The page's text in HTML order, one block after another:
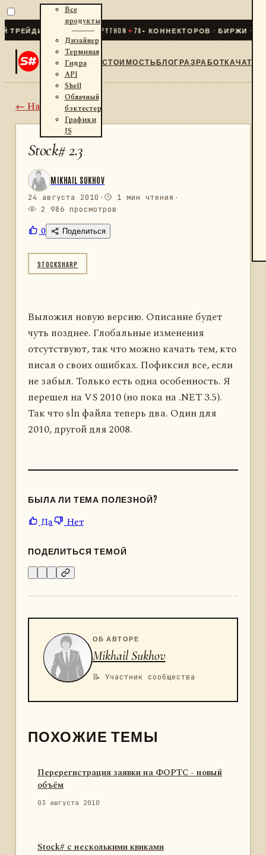
ДЛЯ .NET И PYTHON✦70 + КОННЕКТОРОВ · БИРЖИ ·
Все
продукты
Дизайнер
Терминал
Гидра
API
Shell
Облачный
бэктестер
Графики
JS
СТОИМОСТЬБЛОГРАЗРАБОТКАЧАТ
← Назад
Stock# 2.3
MIKHAIL SUKHOV
24 августа 2010 · 1 мин чтения ·
2 986 просмотров
0 Поделиться
STOCKSHARP
Выложил новую версию. Описание будет
чуть позднее. Глобальные изменения
отсутствуют, так что можно качать тем, кто
писал о своих ошибках. Пофиксил все, если
не забыл. Только есть одна особенность. Я
перешел на VS 2010 (но пока на .NET 3.5).
Так что sln файла теперь два. Один для
2010, другой для 2008.
БЫЛА ЛИ ТЕМА ПОЛЕЗНОЙ?
Да Нет
ПОДЕЛИТЬСЯ ТЕМОЙ
ОБ АВТОРЕ
Mikhail Sukhov
📝 Участник сообщества
ПОХОЖИЕ ТЕМЫ
Перерегистрация заявки на ФОРТС - новый
объём
03 августа 2010
Stock# с несколькими квиками